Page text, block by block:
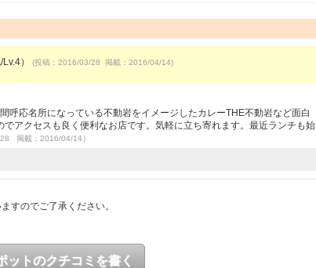
） (投稿：2016/03/28 掲載：2016/04/14)
呼応名所になっている不動岩をイメージしたカレーTHE不動岩など面白
アクセスも良く便利なお店です。気軽に立ち寄れます。最近ランチも始
28 掲載：2016/04/14）
すのでご了承ください。
ットのクチコミを書く